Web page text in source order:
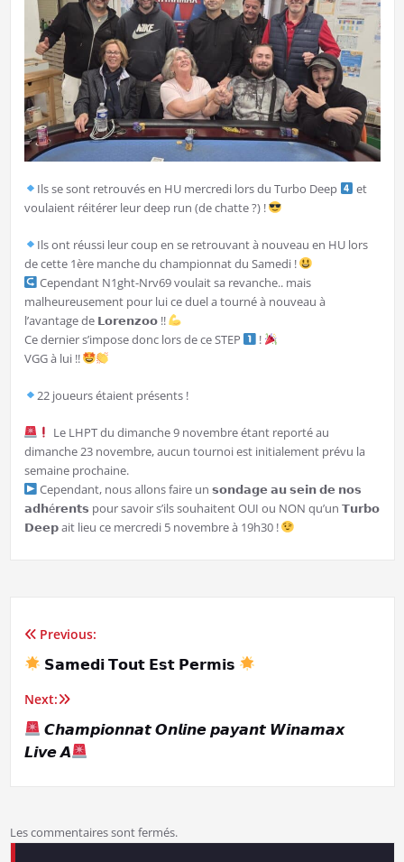
Ils se sont retrouvés en HU mercredi lors du Turbo Deep
et
voulaient réitérer leur deep run (de chatte ?) !
Ils ont réussi leur coup en se retrouvant à nouveau en HU lors
de cette 1ère manche du championnat du Samedi !
Cependant N1ght-Nrv69 voulait sa revanche.. mais
malheureusement pour lui ce duel a tourné à nouveau à
l’avantage de 𝗟𝗼𝗿𝗲𝗻𝘇𝗼𝗼 !!
Ce dernier s’impose donc lors de ce STEP
!
VGG à lui !!
22 joueurs étaient présents !
Le LHPT du dimanche 9 novembre étant reporté au
dimanche 23 novembre, aucun tournoi est initialement prévu la
semaine prochaine.
Cependant, nous allons faire un 𝘀𝗼𝗻𝗱𝗮𝗴𝗲 𝗮𝘂 𝘀𝗲𝗶𝗻 𝗱𝗲 𝗻𝗼𝘀
𝗮𝗱𝗵é𝗿𝗲𝗻𝘁𝘀 pour savoir s’ils souhaitent OUI ou NON qu’un 𝗧𝘂𝗿𝗯𝗼
𝗗𝗲𝗲𝗽 ait lieu ce mercredi 5 novembre à 19h30 !
Navigation
de
l’article
Previous:
𝗦𝗮𝗺𝗲𝗱𝗶 𝗧𝗼𝘂𝘁 𝗘𝘀𝘁 𝗣𝗲𝗿𝗺𝗶𝘀
Next:
𝘾𝙝𝙖𝙢𝙥𝙞𝙤𝙣𝙣𝙖𝙩 𝙊𝙣𝙡𝙞𝙣𝙚 𝙥𝙖𝙮𝙖𝙣𝙩 𝙒𝙞𝙣𝙖𝙢𝙖𝙭
𝙇𝙞𝙫𝙚 𝘼
Les commentaires sont fermés.